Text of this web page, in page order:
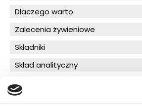
Dlaczego warto
Zalecenia żywieniowe
Składniki
Skład analityczny